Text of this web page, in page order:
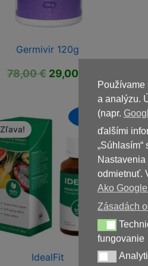
Používame
a analýzu.
(napr.
ďalšími
odmietnuť.
Ako
Zásadách
Technické –
fungovanie
Analytické
Germivir 120g
78,00€ Pôvodná
78,00 €.
29,00
cena
je:
29,00 €.
Novinka
Zľava!
IdealFit